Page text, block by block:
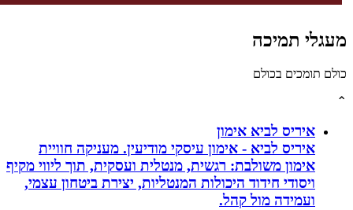
תמיכה
תומכים בכולם
איריס לביא אימון
איריס לביא - אימון עיסקי מודיעין. מעניקה חוויית
אימון משולבת: רגשית, מנטלית ועסקית, תוך ליווי מקיף
ויסודי חידוד היכולות המנטליות, יצירת ביטחון עצמי,
ועמידה מול קהל.